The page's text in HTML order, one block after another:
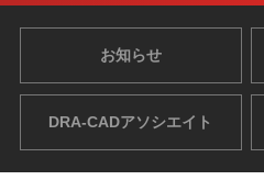
お知らせ
DRA-CADアソシエイト